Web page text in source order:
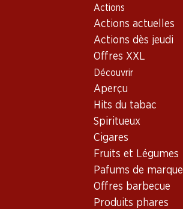
Actions
Actions actuelles
Actions dès jeudi
Offres XXL
Découvrir
Aperçu
Hits du tabac
Spiritueux
Cigares
Fruits et Légumes
Pafums de marque
Offres barbecue
Produits phares
Shop des Vins
Italie
Toscane
Cà Marcanda Magari Bolgheri DOC 75
Exclusivité web !